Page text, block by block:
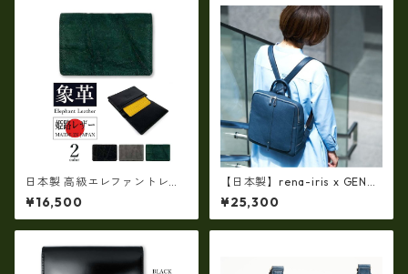
日本製 高級エレファントレザ
ー × 姫路レザー 名刺入れ カー
ドケース 本革 リアルレザー(51
72ur)
¥16,500
【日本製】rena-iris x GENO
VA（IMAIBAG）コラボ製品ラ
ンドセルデザイン・シュリン
クヌメ牛革・リュック（A4/si
¥25,300